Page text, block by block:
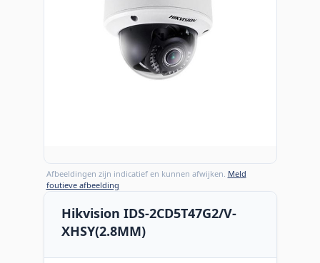
Afbeeldingen zijn indicatief en kunnen afwijken. Meld
foutieve afbeelding
Hikvision IDS-2CD5T47G2/V-
XHSY(2.8MM)